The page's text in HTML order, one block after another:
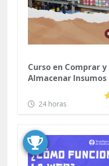
Curso en Comprar y
Almacenar Insumos
24 horas